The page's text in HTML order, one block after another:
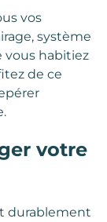
vos
système
vous habitiez
de ce
votre
durablement